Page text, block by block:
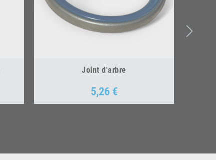
Joint d'arbre
Prix
5,26 €